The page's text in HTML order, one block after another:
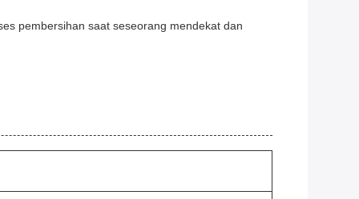
pembersihan saat seseorang mendekat dan